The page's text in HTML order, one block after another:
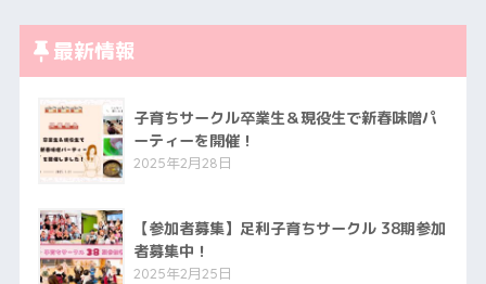
最新情報
子育ちサークル卒業生＆現役生で新春味噌パ
ーティーを開催！
2025年2月28日
【参加者募集】足利子育ちサークル 38期参加
者募集中！
2025年2月25日